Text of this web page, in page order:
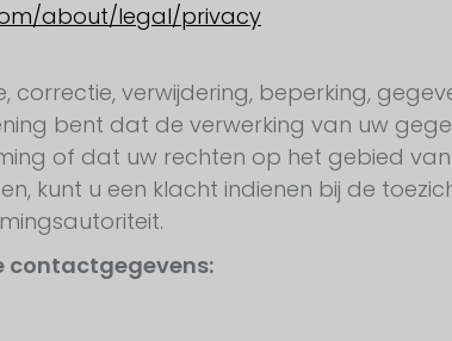
about/legal/privacy
verwijdering, beperking,
bent dat de verwerking van uw
of dat uw rechten op het gebied
kunt u een klacht indienen bij de
contactgegevens: